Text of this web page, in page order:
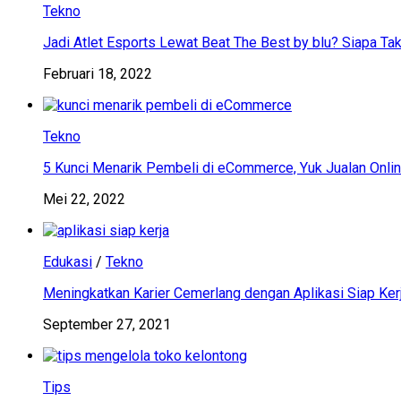
Tekno
Jadi Atlet Esports Lewat Beat The Best by blu? Siapa
Februari 18, 2022
Tekno
5 Kunci Menarik Pembeli di eCommerce, Yuk Jualan
Mei 22, 2022
Edukasi / Tekno
Meningkatkan Karier Cemerlang dengan Aplikasi Siap
September 27, 2021
Tips